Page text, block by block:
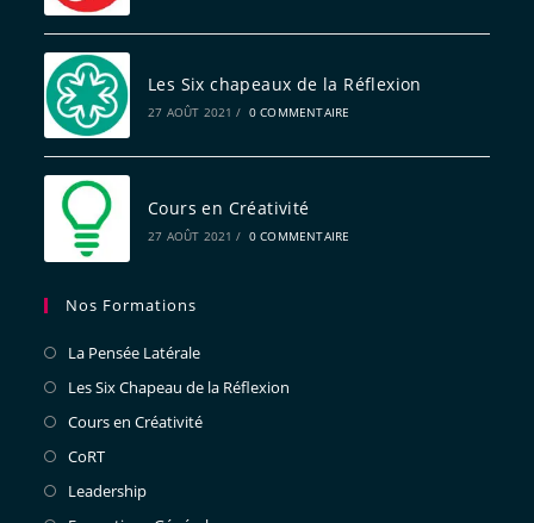
Les Six chapeaux de la Réflexion
27 AOÛT 2021 / 0 COMMENTAIRE
Cours en Créativité
27 AOÛT 2021 / 0 COMMENTAIRE
Nos Formations
La Pensée Latérale
Les Six Chapeau de la Réflexion
Cours en Créativité
CoRT
Leadership